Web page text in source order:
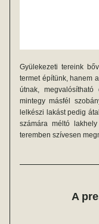
Gyülekezeti tereink
termet építünk, hanem
útnak,
mintegy másfél
lelkészi lakást pedig
számára méltó
teremben szívesen
A